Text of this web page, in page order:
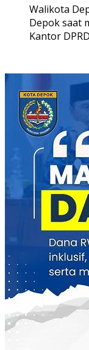
Walikota
Depok saat
Kantor